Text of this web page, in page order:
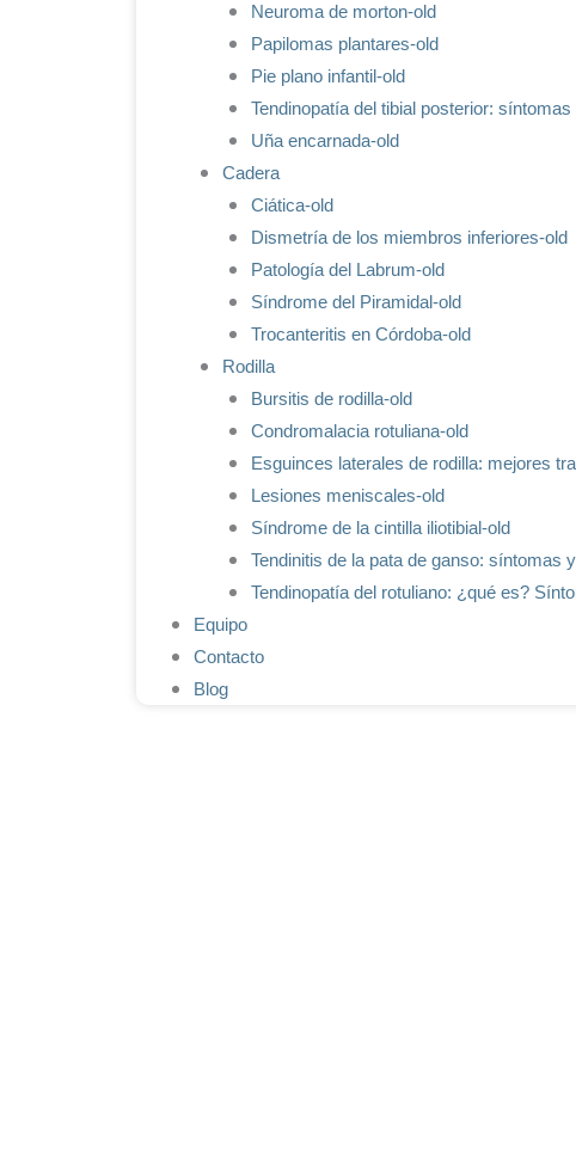
Neuroma de morton-old
Papilomas plantares-old
Pie plano infantil-old
Tendinopatía del tibial posterior:
Uña encarnada-old
Cadera
Ciática-old
Dismetría de los miembros inferiores-old
Patología del Labrum-old
Síndrome del Piramidal-old
Trocanteritis en Córdoba-old
Rodilla
Bursitis de rodilla-old
Condromalacia rotuliana-old
Esguinces laterales de rodilla: mejores
Lesiones meniscales-old
Síndrome de la cintilla iliotibial-old
Tendinitis de la pata de ganso: síntomas
Tendinopatía del rotuliano: ¿qué es?
Equipo
Contacto
Blog